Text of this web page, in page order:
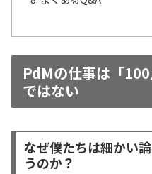
PdMの仕事は「
ではない
なぜ僕たちは細かい
うのか？